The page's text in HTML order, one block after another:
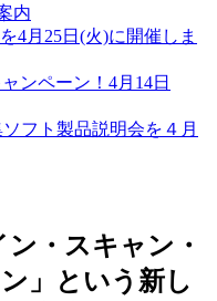
内
4月25日(火)に開催しま
ンペーン！4月14日
フト製品説明会を４月
・スキャン・
」という新し